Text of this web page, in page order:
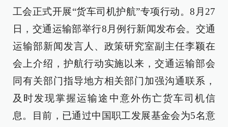
工会正式开展“货车司机护航”专项行动。8月27
日，交通运输部举行8月例行新闻发布会。交通
运输部新闻发言人、政策研究室副主任李颖在
会上介绍，护航行动实施以来，交通运输部会
同有关部门指导地方相关部门加强沟通联系，
及时发现掌握运输途中意外伤亡货车司机信
息。目前，已通过中国职工发展基金会为5名意